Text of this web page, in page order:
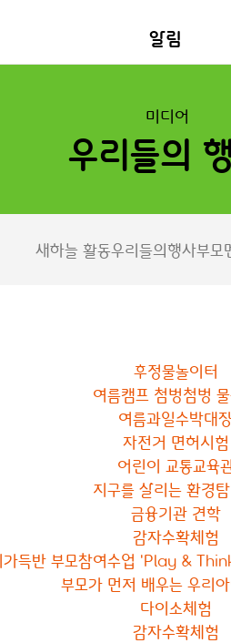
알림
미디어
우리들의
새하늘 활동우리들의행사부모
후정물놀이터
여름캠프 첨벙첨벙
여름과일수박대
자전거 면허시험
어린이 교통교육
지구를 살리는 환경
금융기관 견학
감자수확체험
가득반 부모참여수업 'Play &
부모가 먼저 배우는 우리
다이소체험
감자수확체험